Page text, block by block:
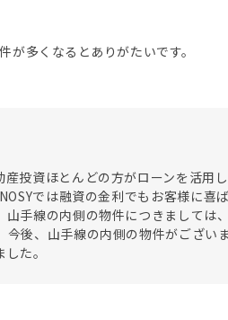
多くなるとありがたいです。
投資ほとんどの方がローンを活用
では融資の金利でもお客様に喜
手線の内側の物件につきましては
後、山手線の内側の物件がござい
た。